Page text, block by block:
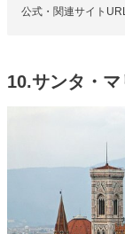
公式・関連サイト
10.サンタ・